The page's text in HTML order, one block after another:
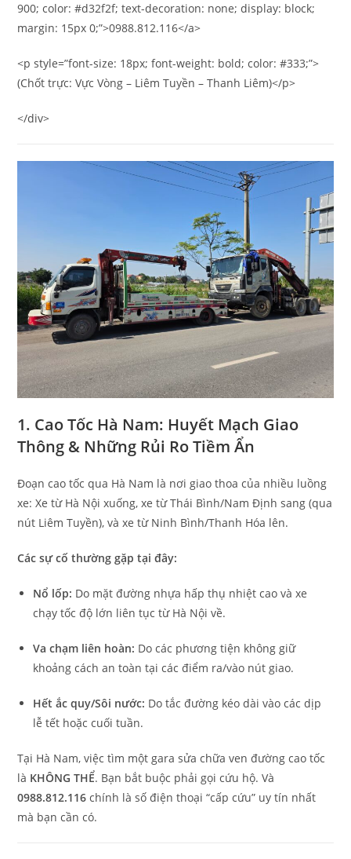
900; color: #d32f2f; text-decoration: none; display: block;
margin: 15px 0;”>0988.812.116</a>
<p style=”font-size: 18px; font-weight: bold; color: #333;”>
(Chốt trực: Vực Vòng – Liêm Tuyền – Thanh Liêm)</p>
</div>
1. Cao Tốc Hà Nam: Huyết Mạch Giao
Thông & Những Rủi Ro Tiềm Ẩn
Đoạn cao tốc qua Hà Nam là nơi giao thoa của nhiều luồng
xe: Xe từ Hà Nội xuống, xe từ Thái Bình/Nam Định sang (qua
nút Liêm Tuyền), và xe từ Ninh Bình/Thanh Hóa lên.
Các sự cố thường gặp tại đây:
Nổ lốp: Do mặt đường nhựa hấp thụ nhiệt cao và xe
chạy tốc độ lớn liên tục từ Hà Nội về.
Va chạm liên hoàn: Do các phương tiện không giữ
khoảng cách an toàn tại các điểm ra/vào nút giao.
Hết ắc quy/Sôi nước: Do tắc đường kéo dài vào các dịp
lễ tết hoặc cuối tuần.
Tại Hà Nam, việc tìm một gara sửa chữa ven đường cao tốc
là KHÔNG THỂ. Bạn bắt buộc phải gọi cứu hộ. Và
0988.812.116 chính là số điện thoại “cấp cứu” uy tín nhất
mà bạn cần có.